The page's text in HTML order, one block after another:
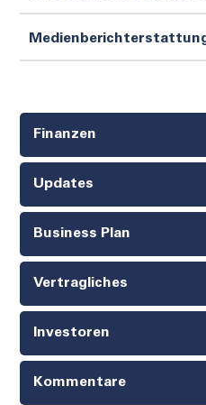
Finanzen
Updates
Business Plan
Vertragliches
Investoren
Kommentare